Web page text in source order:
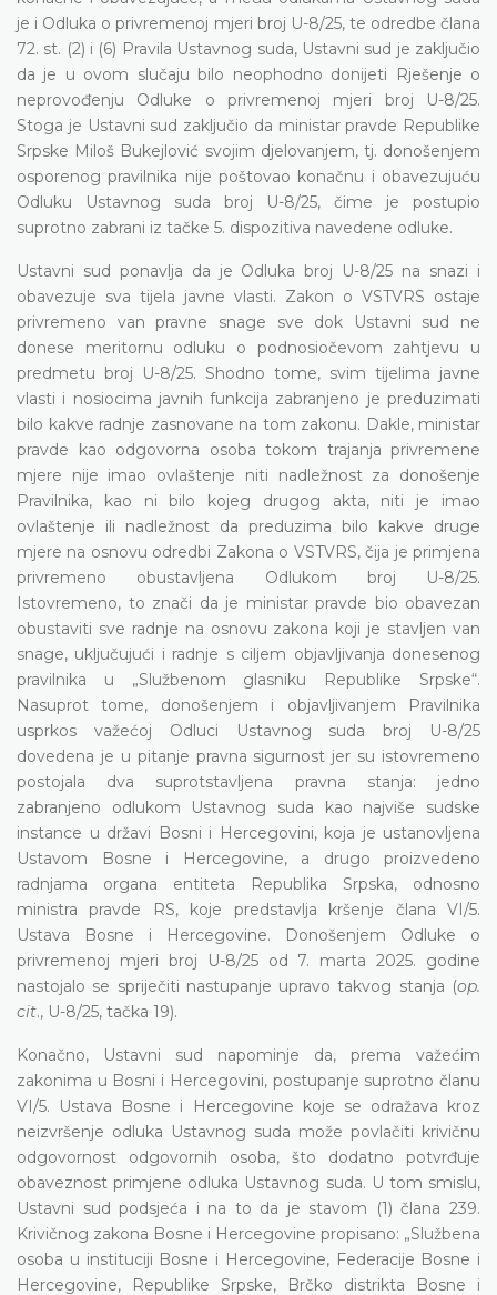
je i Odluka o privremenoj mjeri broj U-8/25, te odredbe člana
72. st. (2) i (6) Pravila Ustavnog suda, Ustavni sud je zaključio
da je u ovom slučaju bilo neophodno donijeti Rješenje o
neprovođenju Odluke o privremenoj mjeri broj U-8/25.
Stoga je Ustavni sud zaključio da ministar pravde Republike
Srpske Miloš Bukejlović svojim djelovanjem, tj. donošenjem
osporenog pravilnika nije poštovao konačnu i obavezujuću
Odluku Ustavnog suda broj U-8/25, čime je postupio
suprotno zabrani iz tačke 5. dispozitiva navedene odluke.
Ustavni sud ponavlja da je Odluka broj U-8/25 na snazi i
obavezuje sva tijela javne vlasti. Zakon o VSTVRS ostaje
privremeno van pravne snage sve dok Ustavni sud ne
donese meritornu odluku o podnosiočevom zahtjevu u
predmetu broj U-8/25. Shodno tome, svim tijelima javne
vlasti i nosiocima javnih funkcija zabranjeno je preduzimati
bilo kakve radnje zasnovane na tom zakonu. Dakle, ministar
pravde kao odgovorna osoba tokom trajanja privremene
mjere nije imao ovlaštenje niti nadležnost za donošenje
Pravilnika, kao ni bilo kojeg drugog akta, niti je imao
ovlaštenje ili nadležnost da preduzima bilo kakve druge
mjere na osnovu odredbi Zakona o VSTVRS, čija je primjena
privremeno obustavljena Odlukom broj U-8/25.
Istovremeno, to znači da je ministar pravde bio obavezan
obustaviti sve radnje na osnovu zakona koji je stavljen van
snage, uključujući i radnje s ciljem objavljivanja donesenog
pravilnika u „Službenom glasniku Republike Srpske“.
Nasuprot tome, donošenjem i objavljivanjem Pravilnika
usprkos važećoj Odluci Ustavnog suda broj U-8/25
dovedena je u pitanje pravna sigurnost jer su istovremeno
postojala dva suprotstavljena pravna stanja: jedno
zabranjeno odlukom Ustavnog suda kao najviše sudske
instance u državi Bosni i Hercegovini, koja je ustanovljena
Ustavom Bosne i Hercegovine, a drugo proizvedeno
radnjama organa entiteta Republika Srpska, odnosno
ministra pravde RS, koje predstavlja kršenje člana VI/5.
Ustava Bosne i Hercegovine. Donošenjem Odluke o
privremenoj mjeri broj U-8/25 od 7. marta 2025. godine
nastojalo se spriječiti nastupanje upravo takvog stanja (op.
cit., U-8/25, tačka 19).
Konačno, Ustavni sud napominje da, prema važećim
zakonima u Bosni i Hercegovini, postupanje suprotno članu
VI/5. Ustava Bosne i Hercegovine koje se odražava kroz
neizvršenje odluka Ustavnog suda može povlačiti krivičnu
odgovornost odgovornih osoba, što dodatno potvrđuje
obaveznost primjene odluka Ustavnog suda. U tom smislu,
Ustavni sud podsjeća i na to da je stavom (1) člana 239.
Krivičnog zakona Bosne i Hercegovine propisano: „Službena
osoba u instituciji Bosne i Hercegovine, Federacije Bosne i
Hercegovine, Republike Srpske, Brčko distrikta Bosne i